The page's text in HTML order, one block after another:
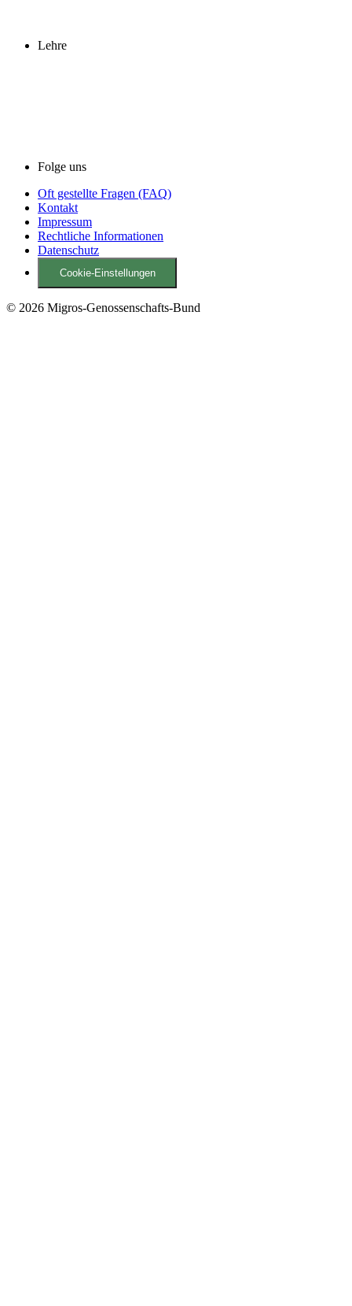
Lehre
Folge uns
Oft gestellte Fragen (FAQ)
Kontakt
Impressum
Rechtliche Informationen
Datenschutz
Cookie-Einstellungen
© 2026 Migros-Genossenschafts-Bund